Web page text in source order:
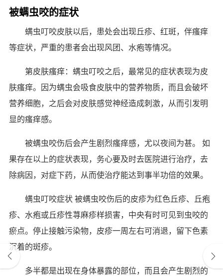
被螨虫咬的症状
螨虫叮咬皮肤以后，患处会出现丘疹、红斑，伴瘙痒
等症状，严重的患者会出现风团、水疱等情况。
第皮肤瘙痒：螨虫叮咬之后，最常见的症状表现为皮
肤瘙痒。因为螨虫会吸食皮肤中的营养物质，而且会破坏
营养细胞，之后会对皮肤感觉神经造成刺激，从而引发明
显的瘙痒感。
被螨虫咬伤后会产生剧烈瘙痒感，尤以夜间为甚。 如
果存在以上的症状表现，务心要及时去医院进行治疗，去
除病因，对症下药，从而使治疗能达到事半功倍的效果。
螨虫叮咬症状 被螨虫咬伤后的皮疹为红色丘疹、丘疱
疹、水疱或丘疹性荨麻疹样损害，中央有时可见到虫咬的
瘀点。停止接触污染物，皮疹一周左右可消退，留下色素
沉着的斑疹。
多半都是出现在身体暴露的部位，而且会产生剧烈的